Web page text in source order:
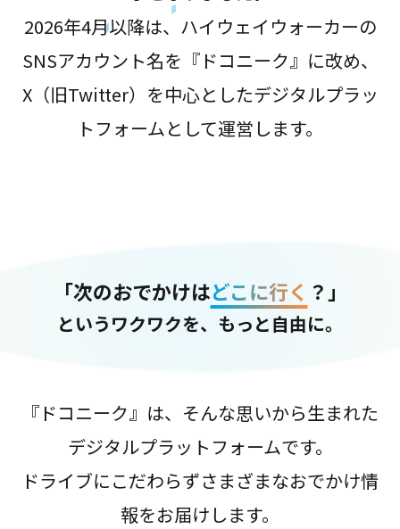
2026年4月以降は、ハイウェイウォーカーの
SNSアカウント名を『ドコニーク』に改め、
X（旧Twitter）を中心としたデジタルプラッ
トフォームとして運営します。
「次のおでかけはどこに行く ？」
というワクワクを、もっと自由に。
『ドコニーク』は、そんな思いから生まれた
デジタルプラットフォームです。
ドライブにこだわらずさまざまなおでかけ情
報をお届けします。